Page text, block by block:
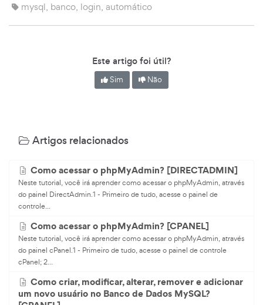
mysql, banco, login, automático
Este artigo foi útil?
Sim Não
Artigos relacionados
Como acessar o phpMyAdmin? [DIRECTADMIN]
Neste tutorial, você irá aprender como acessar o phpMyAdmin, através
do painel DirectAdmin.1 - Primeiro de tudo, acesse o painel de
controle...
Como acessar o phpMyAdmin? [CPANEL]
Neste tutorial, você irá aprender como acessar o phpMyAdmin, através
do painel cPanel.1 - Primeiro de tudo, acesse o painel de controle
cPanel; 2...
Como criar, modificar, alterar, remover e adicionar
um novo usuário no Banco de Dados MySQL?